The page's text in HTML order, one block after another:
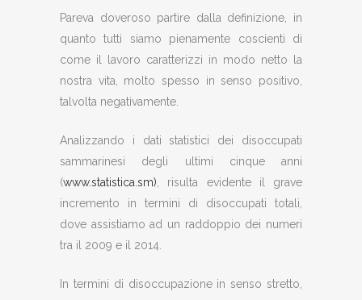
Pareva doveroso partire dalla definizione, in
quanto tutti siamo pienamente coscienti di
come il lavoro caratterizzi in modo netto la
nostra vita, molto spesso in senso positivo,
talvolta negativamente.
Analizzando i dati statistici dei disoccupati
sammarinesi degli ultimi cinque anni
(www.statistica.sm), risulta evidente il grave
incremento in termini di disoccupati totali,
dove assistiamo ad un raddoppio dei numeri
tra il 2009 e il 2014.
In termini di disoccupazione in senso stretto,